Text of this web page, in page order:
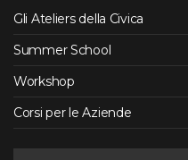
Gli Ateliers della Civica
Summer School
Workshop
Corsi per le Aziende